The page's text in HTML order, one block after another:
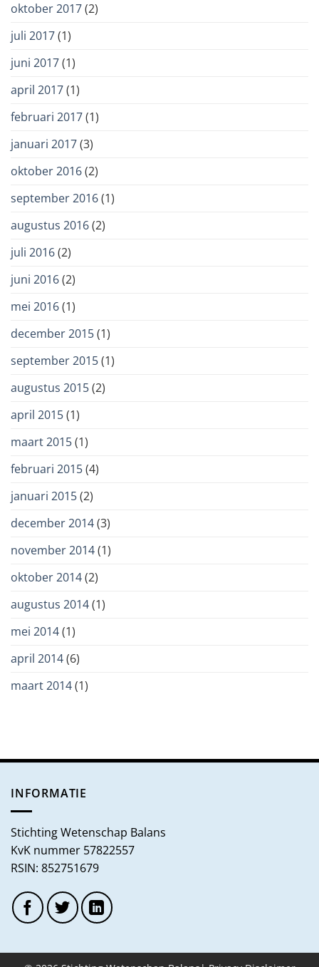
oktober 2017(2)
juli 2017(1)
juni 2017(1)
april 2017(1)
februari 2017(1)
januari 2017(3)
oktober 2016(2)
september 2016(1)
augustus 2016(2)
juli 2016(2)
juni 2016(2)
mei 2016(1)
december 2015(1)
september 2015(1)
augustus 2015(2)
april 2015(1)
maart 2015(1)
februari 2015(4)
januari 2015(2)
december 2014(3)
november 2014(1)
oktober 2014(2)
augustus 2014(1)
mei 2014(1)
april 2014(6)
maart 2014(1)
INFORMATIE
Stichting Wetenschap Balans
KvK nummer 57822557
RSIN: 852751679